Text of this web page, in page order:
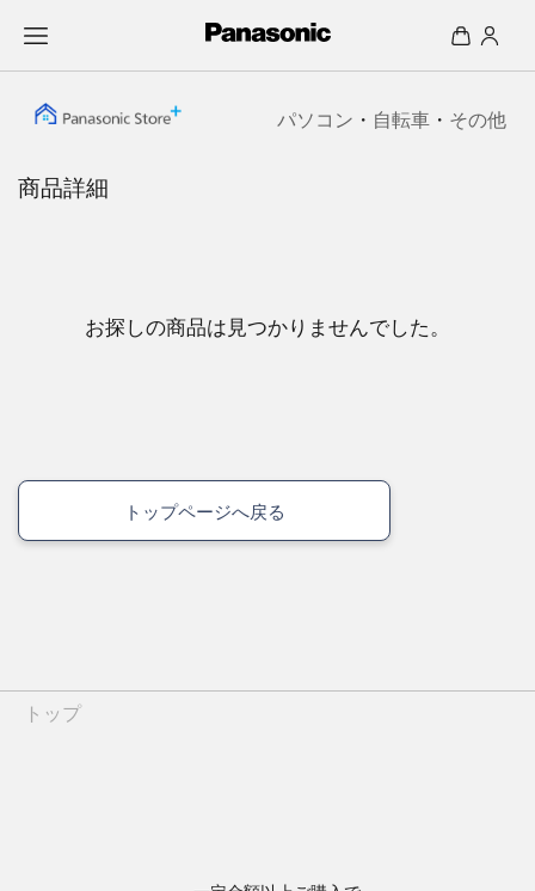
パソコン ・ 自転車 ・ その他
商品詳細
お探しの商品は見つかりませんでした。
トップページへ戻る
トップ